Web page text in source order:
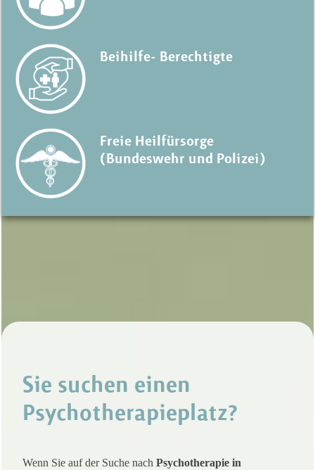
Beihilfe- Berechtigte
Freie Heilfürsorge
(Bundeswehr und Polizei)
Sie suchen einen
Psychotherapieplatz?
Wenn Sie auf der Suche nach Psychotherapie in